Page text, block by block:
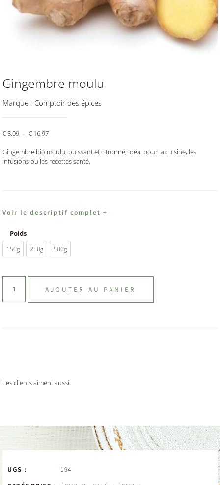
Gingembre moulu
Marque : Comptoir des épices
€ 5,09 – € 16,97
Gingembre bio moulu, puissant et citronné, idéal pour la cuisine, les
infusions ou les recettes santé.
Voir le descriptif complet +
Poids
150g 250g 500g
AJOUTER AU PANIER
Les clients aiment aussi
UGS :
194